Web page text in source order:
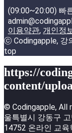
(09:00~20:00) 빠
이용약관, 개인정
ⓒ Codingapple, 강
top
https://
content/
© Codingapple, All
울특별시 강동구
14752 온라인 교